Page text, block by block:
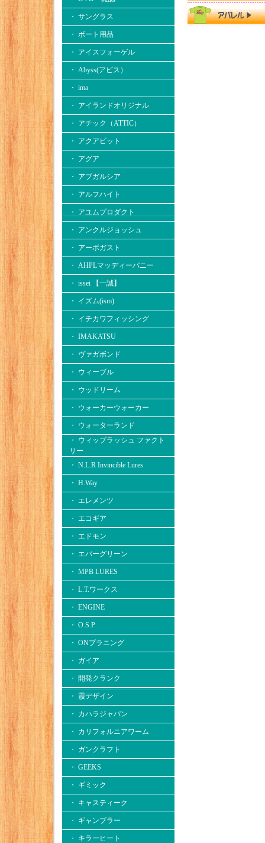
・ サングラス
・ ボート用品
・ アイスフォーゲル
・ Abyss(アビス）
・ ima
・ アイランドオリジナル
・ アチック（ATTIC）
・ アクアビット
・ アグア
・ アブガルシア
・ アルフハイト
・ アユムプロダクト
・ アンクルジョッシュ
・ アーボガスト
・ AHPLマッディーバニー
・ issei 【一誠】
・ イズム(ism)
・ イチカワフィッシング
・ IMAKATSU
・ ヴァガボンド
・ ウィーブル
・ ウッドリーム
・ ウォーカーウォーカー
・ ウォーターランド
・ ウィップラッシュ ファクト
リー
・ N.L.R Invincible Lures
・ H.Way
・ エレメンツ
・ エコギア
・ エドモン
・ エバーグリーン
・ MPB LURES
・ L.T.ワークス
・ ENGINE
・ O.S.P
・ ONプラニング
・ ガイア
・ 開発クランク
・ 霞デザイン
・ カハラジャパン
・ カリフォルニアワーム
・ ガンクラフト
・ GEEKS
・ ギミック
・ キャスティーク
・ ギャンブラー
・ キラーヒート